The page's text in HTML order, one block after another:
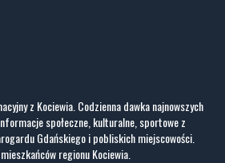
z Kociewia. Codzienna dawka najnowszych
społeczne, kulturalne, sportowe z
Gdańskiego i pobliskich miejscowości.
regionu Kociewia.